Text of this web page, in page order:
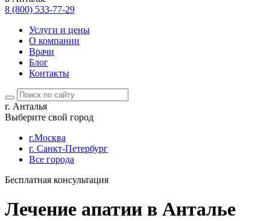
8 (800) 533-77-29
Услуги и цены
О компании
Врачи
Блог
Контакты
г. Анталья
Выберите свой город
г.Москва
г. Санкт-Петербург
Все города
Бесплатная консультация
Лечение апатии в Анталье